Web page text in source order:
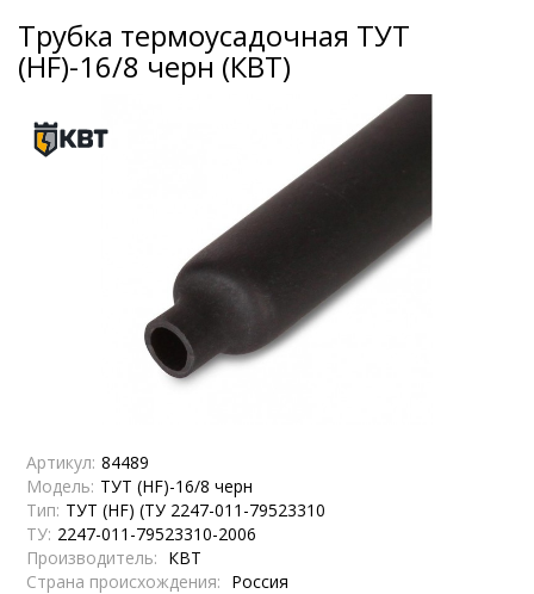
Трубка термоусадочная ТУТ
(HF)-16/8 черн (КВТ)
Артикул: 84489
Модель: ТУТ (HF)-16/8 черн
Тип: ТУТ (HF) (ТУ 2247-011-79523310
ТУ: 2247-011-79523310-2006
Производитель: КВТ
Страна происхождения: Россия